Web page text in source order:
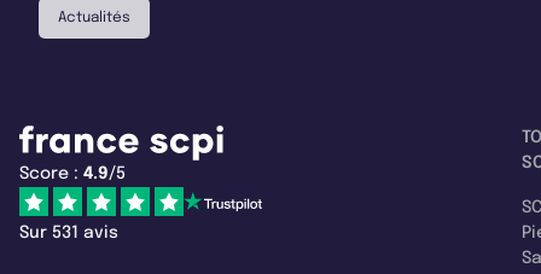
Actualités
Score : 4.9/5
Sur 531 avis